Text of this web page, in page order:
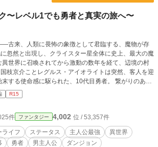
〜レベル1でも勇者と真実の旅へ〜
忽然と出現し、クライスター星全体に史上、最大の魔
枝京介ことレグルス・アイオライトは突然、客人を迎
立ち込めていった彼らは刃に火花を散らす。その末、
、再び望まぬ魔の手が迫る。 そして、第二の
を強奪、新たにレベル1のシーフのステータスが付与
利害の一致から敵対
求めて旅をすることとなった。
R15
件 ファンタジー 4,002 位 / 53,357件
ライフ ステータス 主人公最強
異世界
勇者 男主人公 ダンジョン